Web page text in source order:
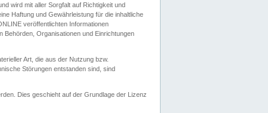
wird mit aller Sorgfalt auf Richtigkeit und
Haftung und Gewährleistung für die inhaltliche
veröffentlichten Informationen
Behörden, Organisationen und Einrichtungen
Art, die aus der Nutzung bzw.
Störungen entstanden sind, sind
Dies geschieht auf der Grundlage der Lizenz